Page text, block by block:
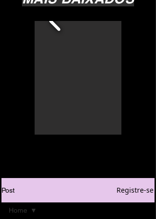
Post Registre-se
Home